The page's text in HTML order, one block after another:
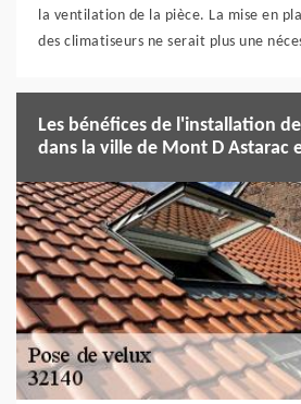
la ventilation de la pièce. La mise en
des climatiseurs ne serait plus une
Les bénéfices de l'installation
dans la ville de Mont D Astarac